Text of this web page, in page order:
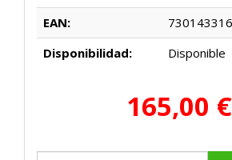
EAN:
Disponibilidad:
Disponible
165,00 €